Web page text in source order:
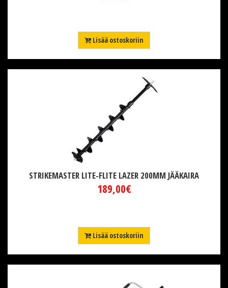
Lisää ostoskoriin
STRIKEMASTER LITE-FLITE LAZER 200MM JÄÄKAIRA
189,00€
Lisää ostoskoriin